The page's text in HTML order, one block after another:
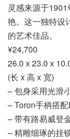
灵感来源于
艳。这一独特设
的艺术佳品。
¥24,700
26.0 x 23.0 x
(长 x 高 x 宽)
– 包身采用光滑
– Toron手柄搭
– 带有路易威登
– 精雕细琢的挂